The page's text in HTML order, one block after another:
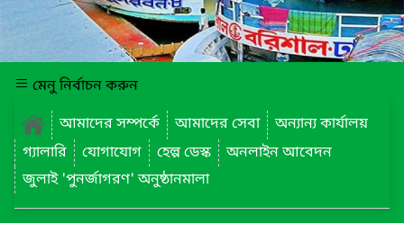
মেনু নির্বাচন করুন
আমাদের সম্পর্কে
আমাদের সেবা
অন্যান্য কার্যালয়
গ্যালারি
যোগাযোগ হেল্প ডেস্ক
অনলাইন আবেদন
জুলাই 'পুনর্জাগরণ' অনুষ্ঠানমালা